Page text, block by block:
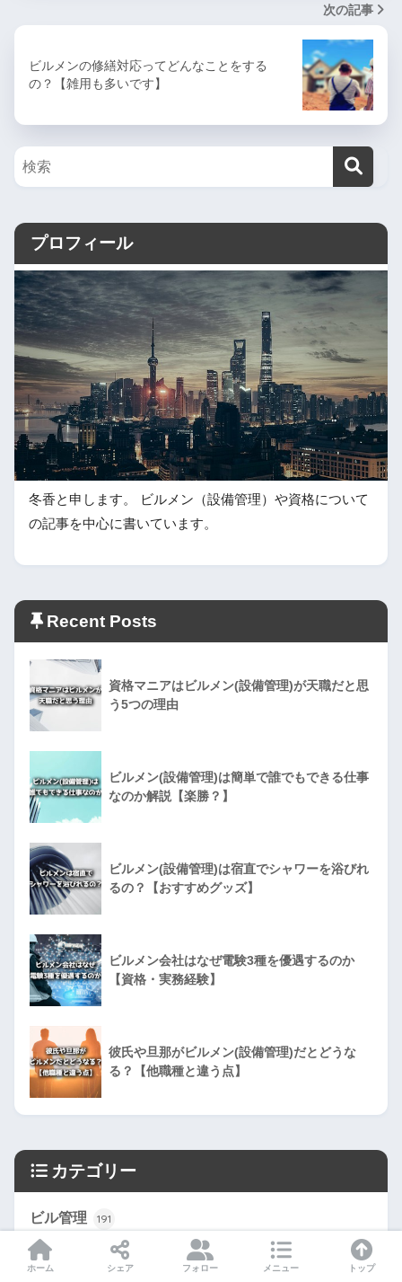
次の記事
ビルメンの修繕対応ってどんなことをする
の？【雑用も多いです】
プロフィール
冬香と申します。 ビルメン（設備管理）や資格について
の記事を中心に書いています。
Recent Posts
資格マニアはビルメン(設備管理)が天職だと思
う5つの理由
ビルメン(設備管理)は簡単で誰でもできる仕事
なのか解説【楽勝？】
ビルメン(設備管理)は宿直でシャワーを浴びれ
るの？【おすすめグッズ】
ビルメン会社はなぜ電験3種を優遇するのか
【資格・実務経験】
彼氏や旦那がビルメン(設備管理)だとどうな
る？【他職種と違う点】
カテゴリー
ビル管理 191
テキスト・問題集
ホーム シェア フォロー メニュー トップ